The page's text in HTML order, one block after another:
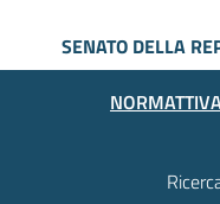
SENATO DELLA